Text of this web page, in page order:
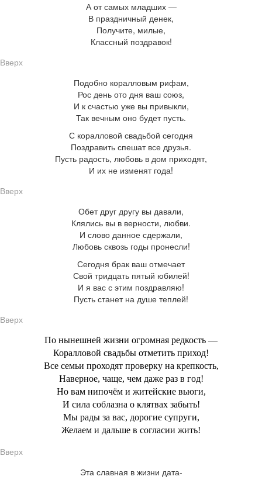
А от самых младших —
В праздничный денек,
Получите, милые,
Классный поздравок!
Вверх
Подобно коралловым рифам,
Рос день ото дня ваш союз,
И к счастью уже вы привыкли,
Так вечным оно будет пусть.
С коралловой свадьбой сегодня
Поздравить спешат все друзья.
Пусть радость, любовь в дом приходят,
И их не изменят года!
Вверх
Обет друг другу вы давали,
Клялись вы в верности, любви.
И слово данное сдержали,
Любовь сквозь годы пронесли!
Сегодня брак ваш отмечает
Свой тридцать пятый юбилей!
И я вас с этим поздравляю!
Пусть станет на душе теплей!
Вверх
По нынешней жизни огромная редкость —
Коралловой свадьбы отметить приход!
Все семьи проходят проверку на крепкость,
Наверное, чаще, чем даже раз в год!
Но вам нипочём и житейские вьюги,
И сила соблазна о клятвах забыть!
Мы рады за вас, дорогие супруги,
Желаем и дальше в согласии жить!
Вверх
Эта славная в жизни дата-